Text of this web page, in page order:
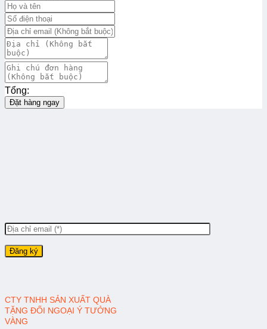
Tổng:
Đặt hàng ngay
CTY TNHH SẢN XUẤT QUÀ
TẶNG ĐỐI NGOẠI Ý TƯỞNG
VÀNG